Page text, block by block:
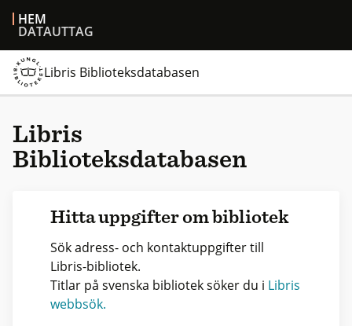
HEM
DATAUTTAG
Libris Biblioteksdatabasen
Libris
Biblioteksdatabasen
Hitta uppgifter om bibliotek
Sök adress- och kontaktuppgifter till
Libris-bibliotek.
Titlar på svenska bibliotek söker du i Libris
webbsök.